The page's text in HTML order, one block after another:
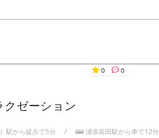
0 0
ゼーション
駅から徒歩で5分
/ 浦添前田駅から車で12分